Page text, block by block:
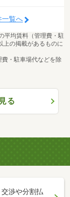
一覧へ
平均賃料（管理費・駐
上の掲載があるものに
費・駐車場代などを除
る
渉や分割払